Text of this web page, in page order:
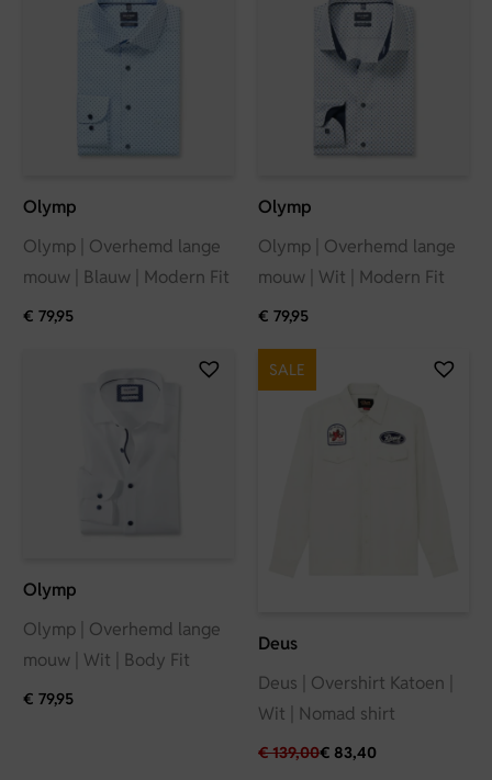
Olymp
Olymp | Overhemd lange
mouw | Blauw | Modern Fit
€ 79,95
Olymp
Olymp | Overhemd lange
mouw | Wit | Modern Fit
€ 79,95
Olymp
Olymp | Overhemd lange
mouw | Wit | Body Fit
€ 79,95
Deus
SALE
Deus | Overshirt Katoen |
Wit | Nomad shirt
€139,00€ 83,40